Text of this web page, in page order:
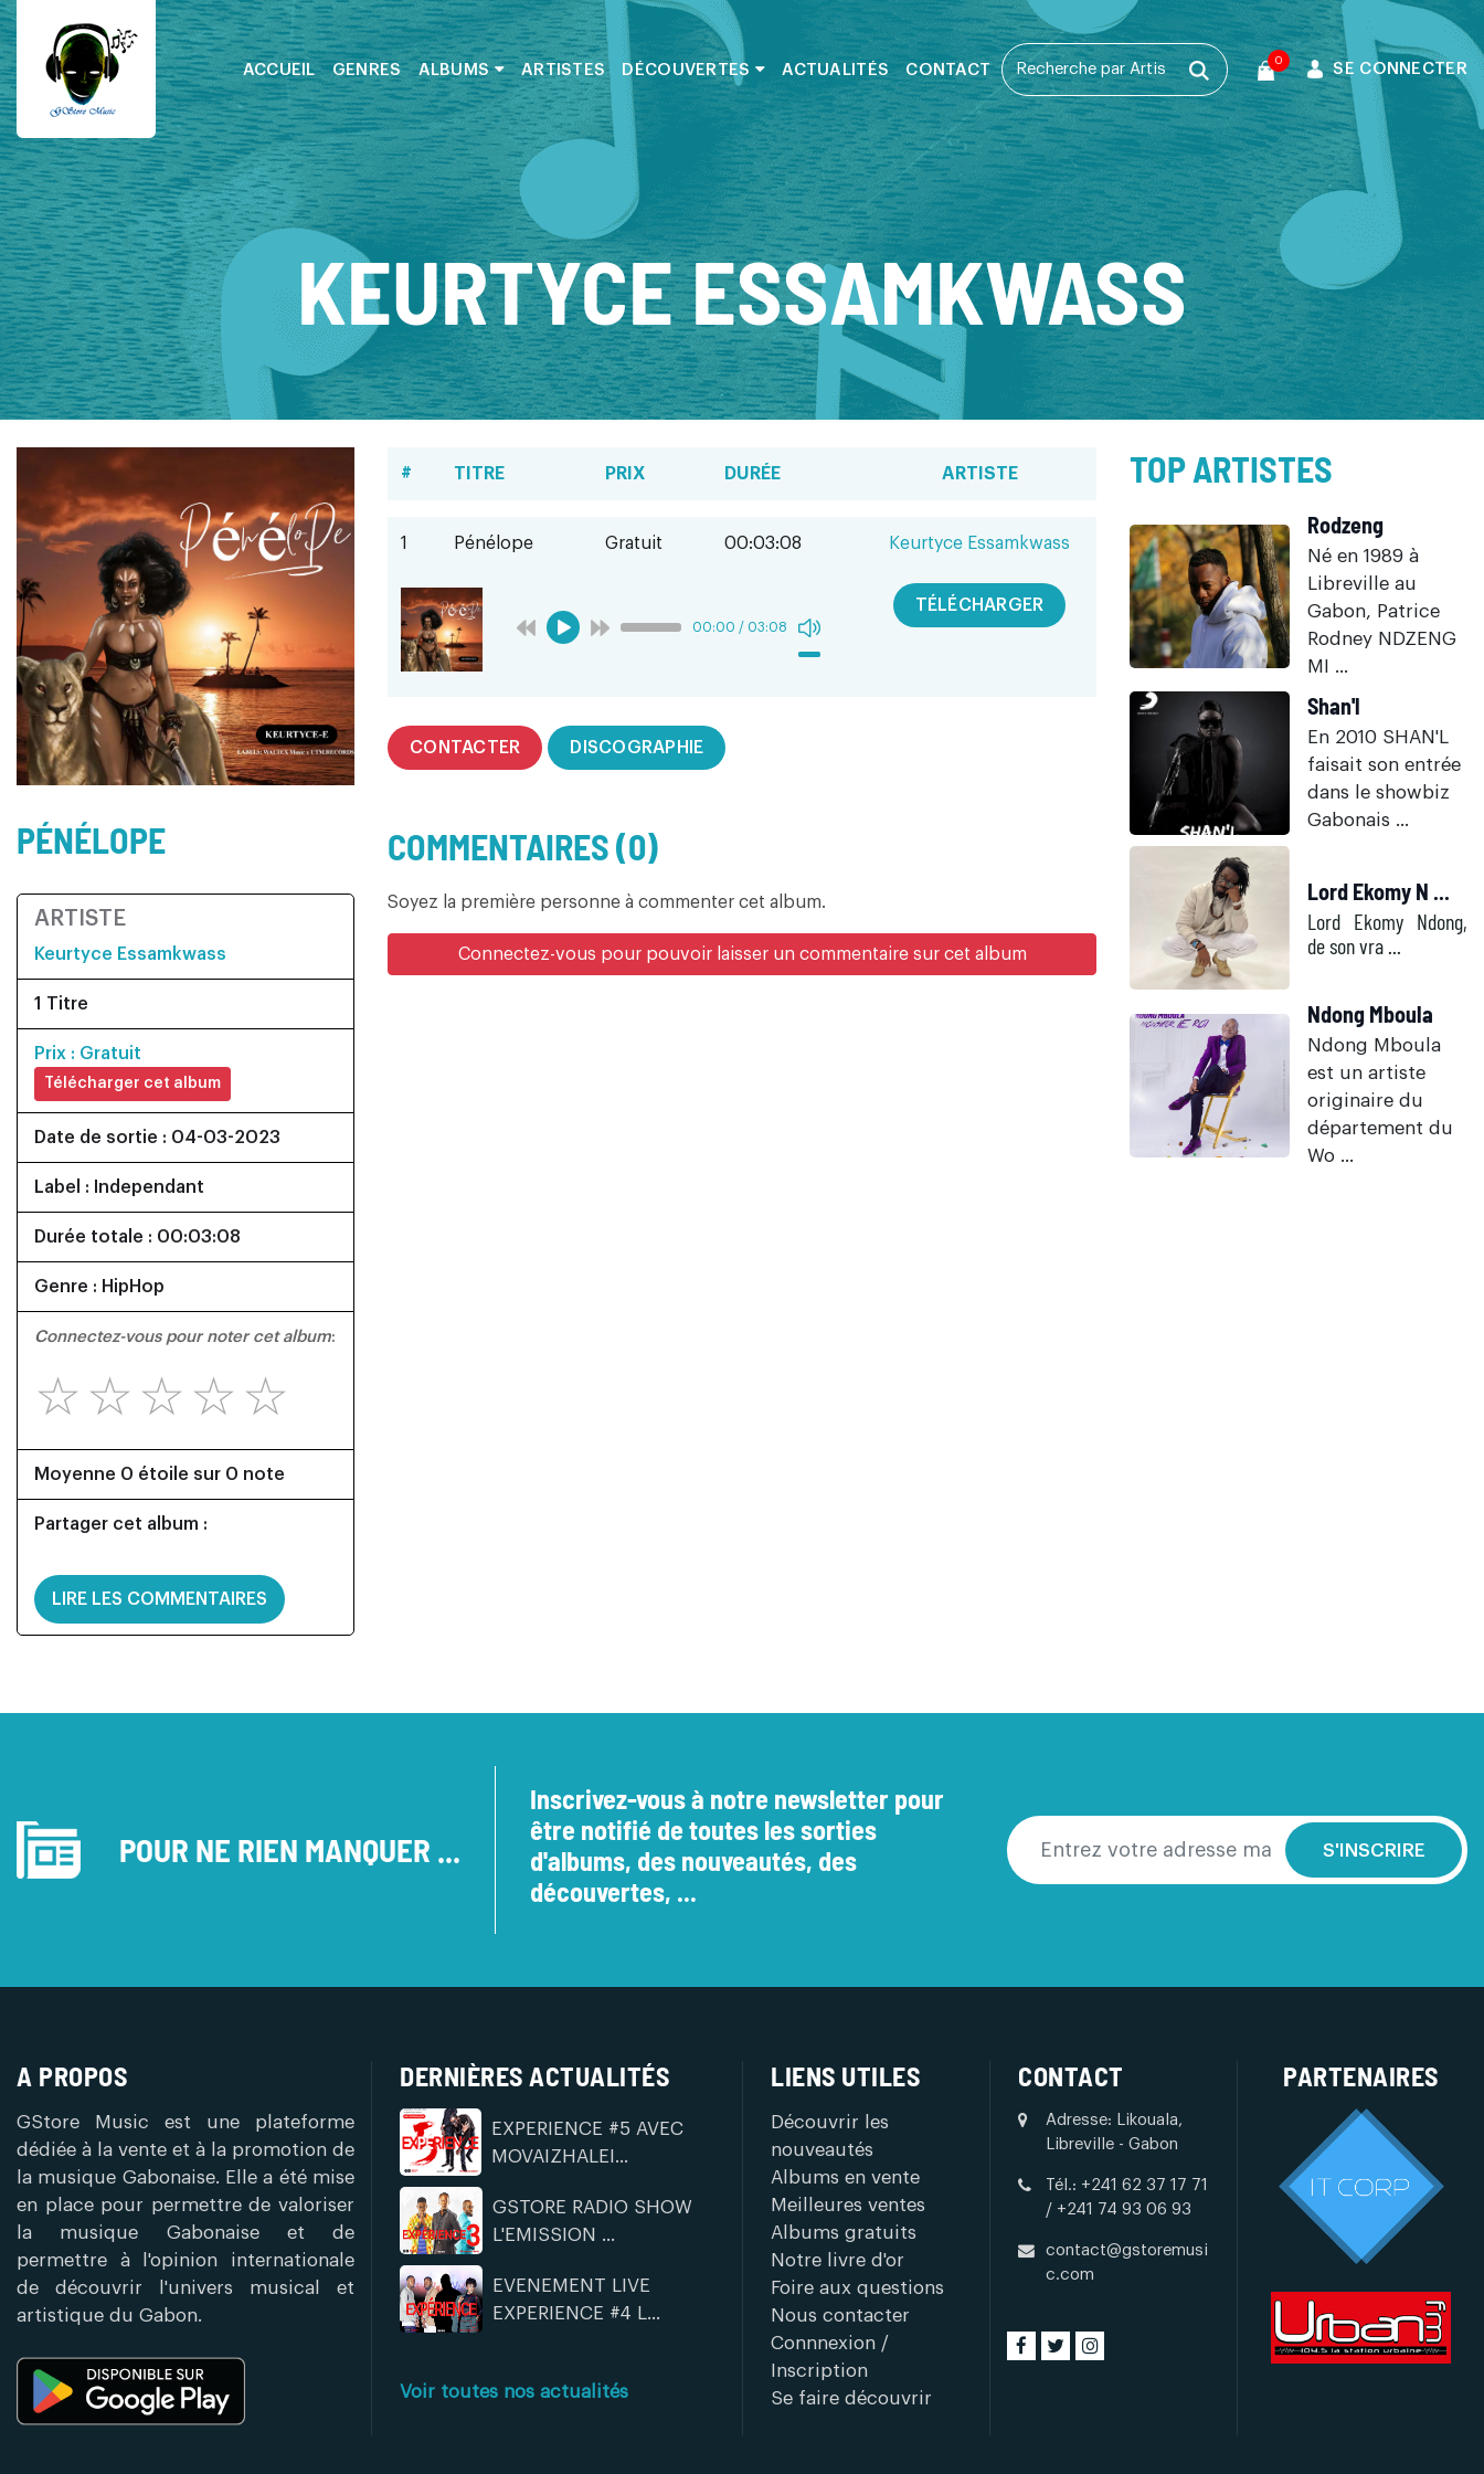
ACCUEIL GENRES ALBUMS ARTISTES DÉCOUVERTES ACTUALITÉS CONTACT
0 SE CONNECTER
KEURTYCE ESSAMKWASS
PÉNÉLOPE
ARTISTE
Keurtyce Essamkwass
1 Titre
Prix : Gratuit
Télécharger cet album
Date de sortie : 04-03-2023
Label : Independant
Durée totale : 00:03:08
Genre : HipHop
Connectez-vous pour noter cet album:
☆
☆
☆
☆
☆
Moyenne 0 étoile sur 0 note
Partager cet album :
LIRE LES COMMENTAIRES
# TITRE PRIX DURÉE ARTISTE
1 Pénélope Gratuit 00:03:08 Keurtyce Essamkwass
00:00 / 03:08
TÉLÉCHARGER
CONTACTER DISCOGRAPHIE
COMMENTAIRES (0)
Soyez la première personne à commenter cet album.
Connectez-vous pour pouvoir laisser un commentaire sur cet album
TOP ARTISTES
Rodzeng
Né en 1989 à
Libreville au
Gabon, Patrice
Rodney NDZENG
MI ...
Shan'l
En 2010 SHAN'L
faisait son entrée
dans le showbiz
Gabonais ...
Lord Ekomy N ...
Lord Ekomy Ndong,
de son vra ...
Ndong Mboula
Ndong Mboula
est un artiste
originaire du
département du
Wo ...
POUR NE RIEN MANQUER ...
Inscrivez-vous à notre newsletter pour
être notifié de toutes les sorties
d'albums, des nouveautés, des
découvertes, ...
S'INSCRIRE
A PROPOS
GStore Music est une plateforme
dédiée à la vente et à la promotion de
la musique Gabonaise. Elle a été mise
en place pour permettre de valoriser
la musique Gabonaise et de
permettre à l'opinion internationale
de découvrir l'univers musical et
artistique du Gabon.
DERNIÈRES ACTUALITÉS
EXPERIENCE #5 AVEC
MOVAIZHALEI...
GSTORE RADIO SHOW
L'EMISSION ...
EVENEMENT LIVE
EXPERIENCE #4 L...
Voir toutes nos actualités
LIENS UTILES
Découvrir les
nouveautés
Albums en vente
Meilleures ventes
Albums gratuits
Notre livre d'or
Foire aux questions
Nous contacter
Connnexion /
Inscription
Se faire découvrir
CONTACT
Adresse: Likouala,
Libreville - Gabon
Tél.: +241 62 37 17 71
/ +241 74 93 06 93
contact@gstoremusi
c.com
PARTENAIRES